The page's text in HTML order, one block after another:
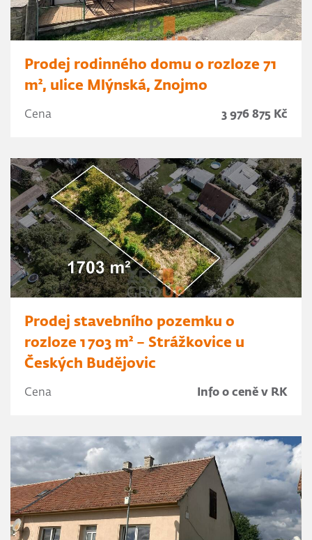
Prodej rodinného domu o rozloze 71
m², ulice Mlýnská, Znojmo
Cena 3 976 875 Kč
Prodej stavebního pozemku o
rozloze 1 703 m² – Strážkovice u
Českých Budějovic
Cena Info o ceně v RK